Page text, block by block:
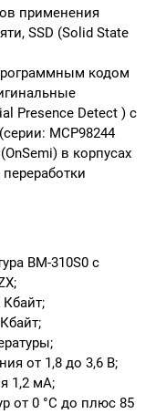
применения
SSD (Solid State
кодом
Presence Detect ) с
MCP98244
в корпусах
BM-310S0 с
Кбайт;
от 1,8 до 3,6 В;
1,2 мА;
от 0 °C до плюс 85